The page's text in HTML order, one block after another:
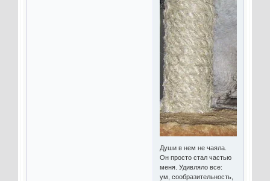
Души в нем не чаяла.
Он просто стал частью
меня. Удивляло все:
ум, сообразительность,